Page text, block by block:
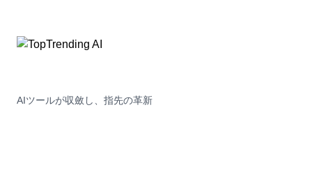
AIツールが収斂し、指先の革新